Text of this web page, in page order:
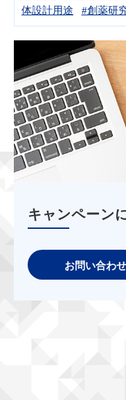
体設計用途
#創薬研
キャンペーン
お問い合わ